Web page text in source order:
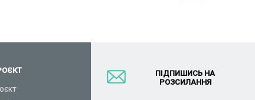
ПІДПИШИСЬ НА
РОЗСИЛАННЯ